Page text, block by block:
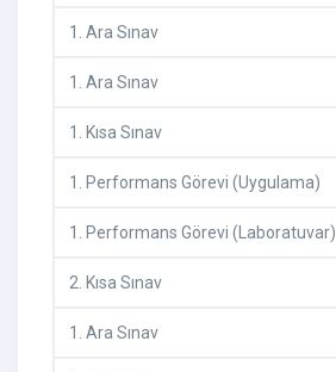
1 . Ara Sınav
1 . Ara Sınav
1 . Kısa Sınav
1 . Performans Görevi (Uygulama)
1 . Performans Görevi (Laboratuvar)
2. Kısa Sınav
1 . Ara Sınav